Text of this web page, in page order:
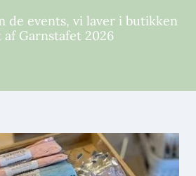
de events, vi laver i butikken
af Garnstafet 2026